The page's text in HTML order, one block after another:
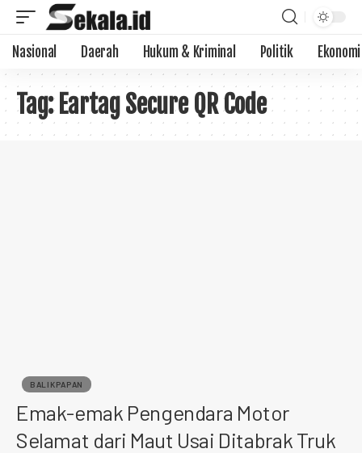
Nasional Daerah Hukum & Kriminal Politik Ekonomi
Tag: Eartag Secure QR Code
BALIKPAPAN
Emak-emak Pengendara Motor
Selamat dari Maut Usai Ditabrak Truk